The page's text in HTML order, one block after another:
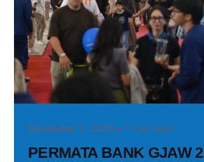
Posted by
December 1, 2025 7 min read
PERMATA BANK GJAW